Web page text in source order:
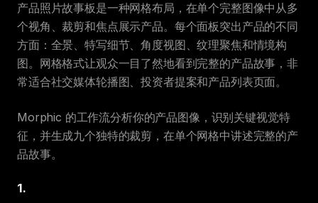
产品照片故事板是一种网格布局，在单个完整图像中从多
个视角、裁剪和焦点展示产品。每个面板突出产品的不同
方面：全景、特写细节、角度视图、纹理聚焦和情境构
图。网格格式让观众一目了然地看到完整的产品故事，非
常适合社交媒体轮播图、投资者提案和产品列表页面。
Morphic 的工作流分析你的产品图像，识别关键视觉特
征，并生成九个独特的裁剪，在单个网格中讲述完整的产
品故事。
1.